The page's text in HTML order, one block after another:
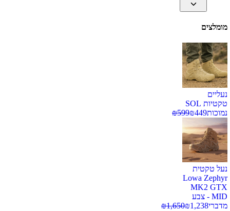
מומלצים
נעליים
טקטיות SOL
נמוכות
₪449
₪599
נעל טקטית
Lowa Zephyr
MK2 GTX
MID - צבע
מדברי
₪1,238
₪1,650